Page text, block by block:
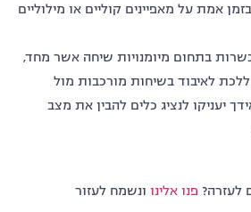
אמת על מאפיינים קוליים או מילוליים
בתחום מיומנויות שיחה אשר מחד,
לאיבוד בשיחות מורכבות מול
יעניקו לנציג כלים להבין את מצב
לעזרה? פנו אלינוונשמח לעזור